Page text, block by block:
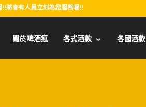
將會有人員立刻為您服務喔!!
關於啤酒瘋 各式酒款 各國酒款